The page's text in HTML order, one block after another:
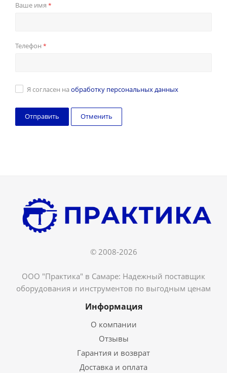
Ваше имя *
Телефон *
Я согласен на обработку персональных данных
Отменить
© 2008-2026
ООО "Практика" в Самаре: Надежный поставщик
оборудования и инструментов по выгодным ценам
Информация
О компании
Отзывы
Гарантия и возврат
Доставка и оплата